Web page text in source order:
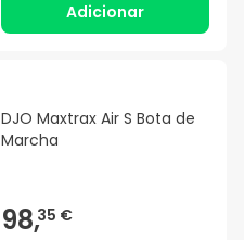
Adicionar
DJO Maxtrax Air S Bota de
Marcha
98,35 €